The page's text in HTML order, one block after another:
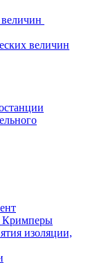
величин
изоляции,